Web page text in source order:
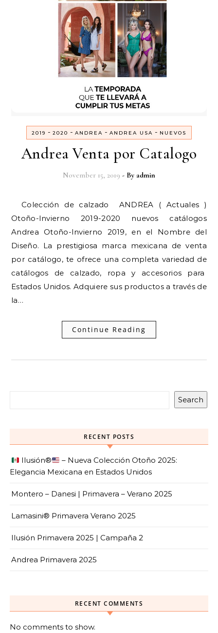
2019 - 2020 - ANDREA - ANDREA USA - NUEVOS
Andrea Venta por Catalogo
November 15, 2019 - By admin
Colección de calzado ANDREA ( Actuales )
Otoño-Invierno 2019-2020 nuevos catálogos
Andrea Otoño-Invierno 2019, en el Nombre del
Diseño. La prestigiosa marca mexicana de venta
por catálogo, te ofrece una completa variedad de
catálogos de calzado, ropa y accesorios para
Estados Unidos. Adquiere sus productos a través de
la…
Continue Reading
Search
RECENT POSTS
Ilusión®️
– Nueva Colección Otoño 2025:
Elegancia Mexicana en Estados Unidos
Montero – Danesi | Primavera – Verano 2025
Lamasini® Primavera Verano 2025
Ilusión Primavera 2025 | Campaña 2
Andrea Primavera 2025
RECENT COMMENTS
No comments to show.